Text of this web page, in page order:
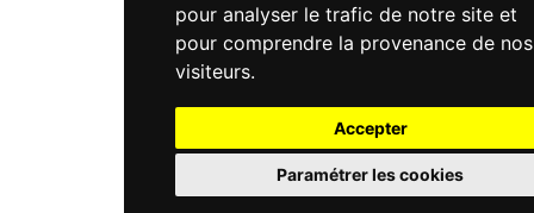
pour analyser le trafic de notre site et
pour comprendre la provenance de nos
visiteurs.
Accepter
Paramétrer les cookies